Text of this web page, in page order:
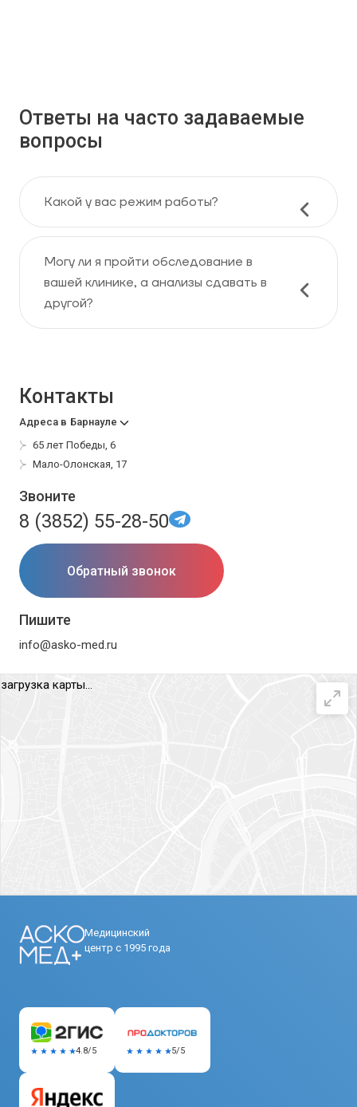
Ответы на часто задаваемые
вопросы
Какой у вас режим работы?
Могу ли я пройти обследование в
вашей клинике, а анализы сдавать в
другой?
Контакты
Адреса в Барнауле
65 лет Победы, 6
Мало-Олонская, 17
Звоните
8 (3852) 55-28-50
Обратный звонок
Пишите
info@asko-med.ru
загрузка карты...
Медицинский
центр с 1995 года
4.8/5 5/5